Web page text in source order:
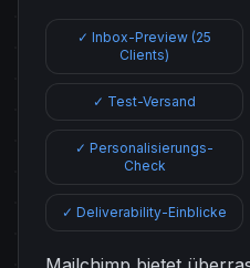
✓ Inbox-Preview (25
Clients)
✓ Test-Versand
✓ Personalisierungs-
Check
✓ Deliverability-Einblicke